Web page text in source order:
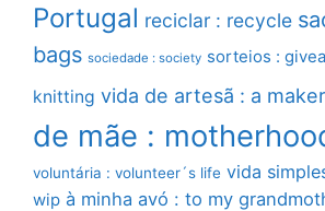
Portugal reciclar : recycle
bags sociedade : society sorteios :
knitting vida de artesã : a
de mãe :
voluntária : volunteer´s life vida
wip à minha avó : to my